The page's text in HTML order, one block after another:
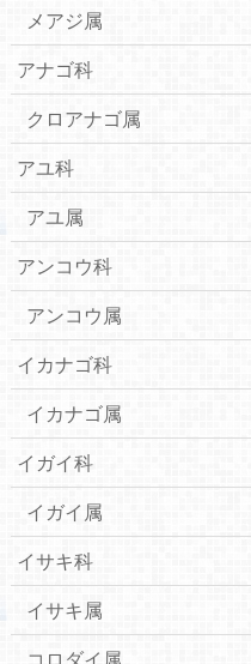
メアジ属
アナゴ科
クロアナゴ属
アユ科
アユ属
アンコウ科
アンコウ属
イカナゴ科
イカナゴ属
イガイ科
イガイ属
イサキ科
イサキ属
コロダイ属